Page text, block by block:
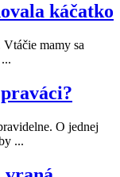
káčatko
mamy sa
O jednej
...